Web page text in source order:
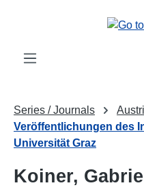
Series / Journals
Veröffentlichungen des
Universität Graz
Koiner,